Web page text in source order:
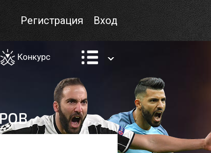
Вход
Регистрация
Конкурс